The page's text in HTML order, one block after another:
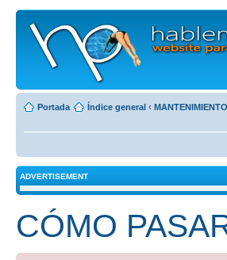
Portada Índice general ‹
ADVERTISEMENT
CÓMO